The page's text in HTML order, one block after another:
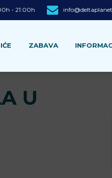
- 21:00h
ZABAVA
U